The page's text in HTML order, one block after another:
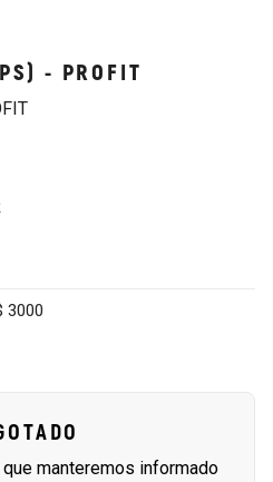
- PROFIT
3000
manteremos informado